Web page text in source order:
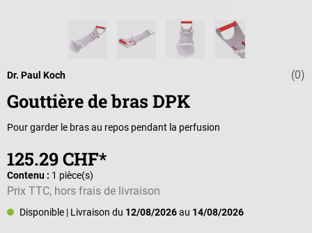
Note (0)
Dr. Paul Koch
Gouttière de bras DPK
Pour garder le bras au repos pendant la perfusion
125.29 CHF*
Contenu : 1 pièce(s)
Prix TTC, hors frais de livraison
Disponible | Livraison du 12/08/2026au 14/08/2026